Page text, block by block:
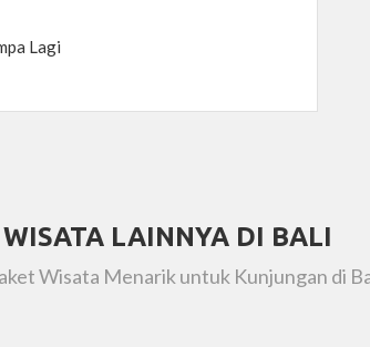
Lagi
WISATA LAINNYA DI BALI
Wisata Menarik untuk Kunjungan di